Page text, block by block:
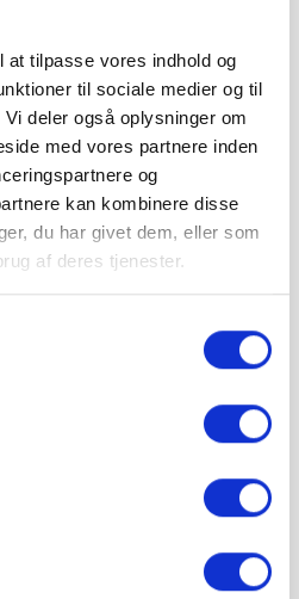
tilpasse vores indhold og
til sociale medier og til
deler også oplysninger om
med vores partnere inden
og
kan kombinere disse
du har givet dem, eller som
af deres tjenester.
299 kr.
af varen er 5 stk..
priser
leveringstid. Levering med